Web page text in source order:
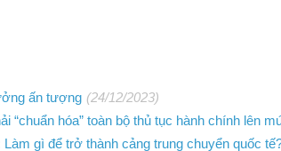
ấn tượng (24/12/2023)
“chuẩn hóa” toàn bộ thủ tục hành chính lên
Làm gì để trở thành cảng trung chuyển quốc